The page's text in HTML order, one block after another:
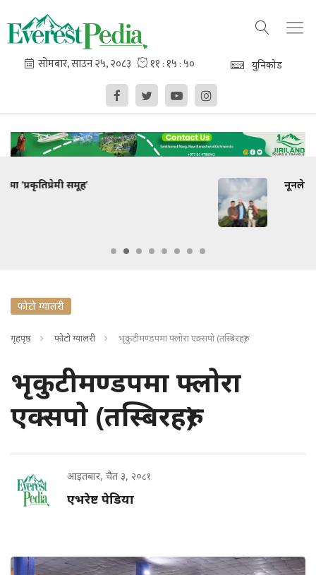
युनिकोड
नूनले स्वागत !
फोटो ग्यालरी
गृहपृष्ठ फोटो ग्यालरी भृकुटीमण्डपमा फ्लाेरा एक्सपाे (तस्बिरहरु)
भृकुटीमण्डपमा फ्लाेरा
एक्सपाे (तस्बिरहरु)
आइतबार, चैत ३, २०८१
एभरेष्ट पेडिया